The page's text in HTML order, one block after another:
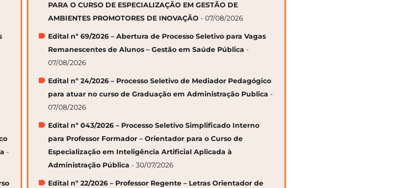
-
PARA O CURSO DE ESPECIALIZAÇÃO EM GESTÃO DE
AMBIENTES PROMOTORES DE INOVAÇÃO - 07/08/2026
Edital nº 69/2026 – Abertura de Processo Seletivo para Vagas
Remanescentes de Alunos – Gestão em Saúde Pública -
07/08/2026
Edital nº 24/2026 – Processo Seletivo de Mediador Pedagógico
para atuar no curso de Graduação em Administração Publica -
07/08/2026
Edital nº 043/2026 – Processo Seletivo Simplificado Interno
para Professor Formador – Orientador para o Curso de
Especialização em Inteligência Artificial Aplicada à
Administração Pública - 30/07/2026
Edital nº 22/2026 – Professor Regente – Letras Orientador de